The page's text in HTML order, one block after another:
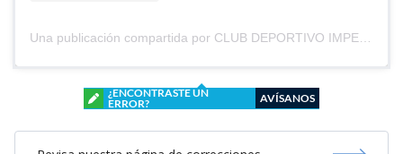
¿ENCONTRASTE UN
ERROR?
AVÍSANOS